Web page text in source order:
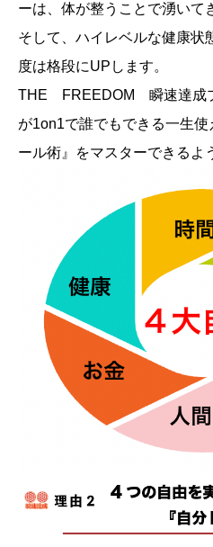
ーは、体が整うことで湧いて
そして、ハイレベルな健康状
度は格段にUPします。
THE FREEDOM 瞬速達成
が1on1で誰でもできる一生
ール術』をマスターできるよ